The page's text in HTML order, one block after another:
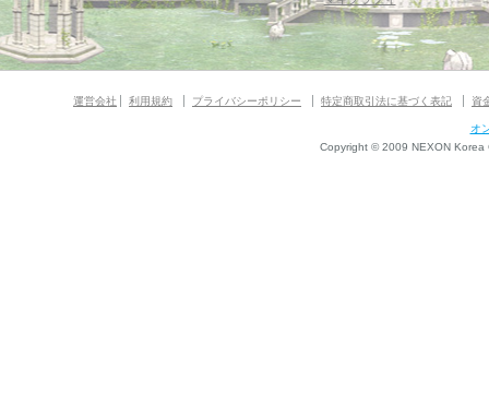
運営会社 利用規約 プライバシーポリシー 特定商取引法に基づく表記 資
オ
Copyright © 2009 NEXON Korea